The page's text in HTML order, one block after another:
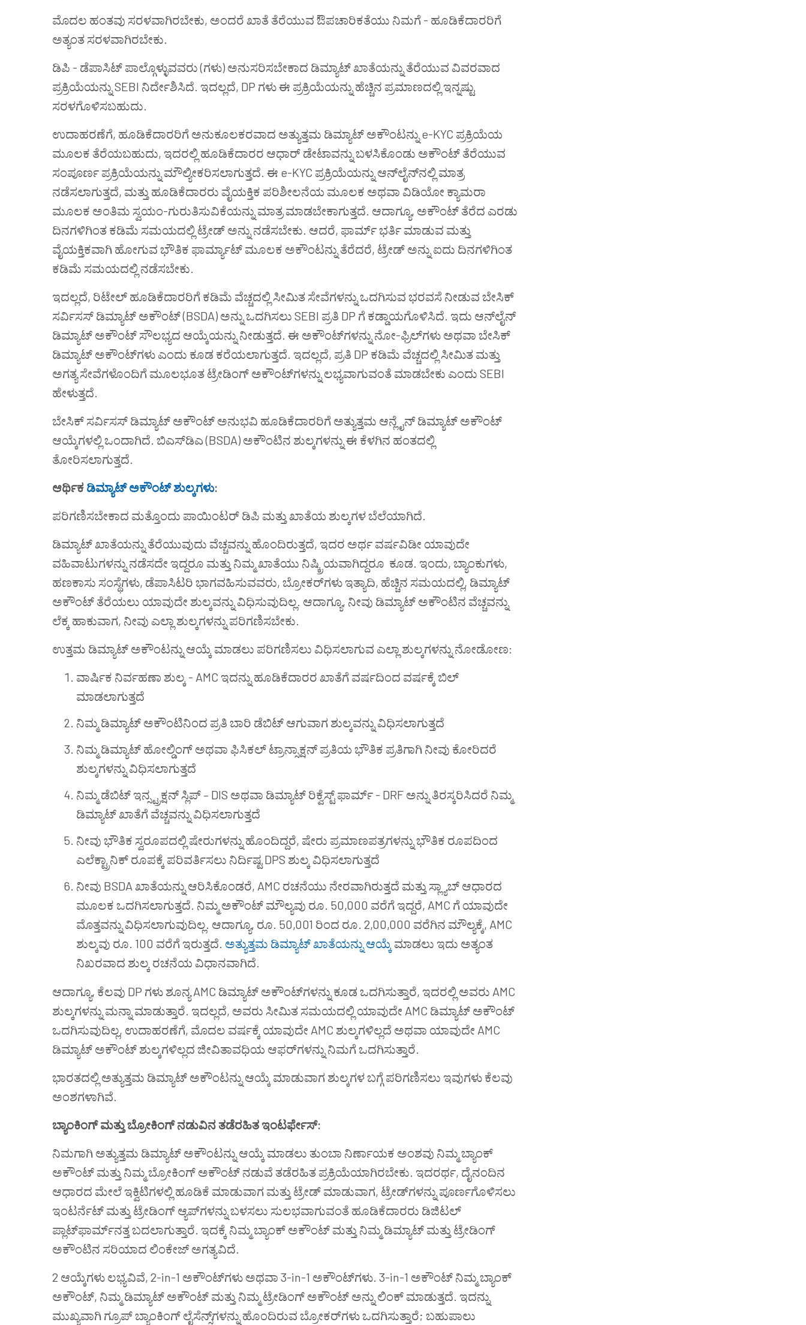
ಮೊದಲ ಹಂತವು ಸರಳವಾಗಿರಬೇಕು, ಅಂದರೆ ಖಾತೆ ತೆರೆಯುವ ಔಪಚಾರಿಕತೆಯು ನಿಮಗೆ - ಹೂಡಿಕೆದಾರರಿಗೆ
ಅತ್ಯಂತ ಸರಳವಾಗಿರಬೇಕು.
ಡಿಪಿ - ಡೆಪಾಸಿಟ್ ಪಾಲ್ಗೊಳ್ಳುವವರು (ಗಳು) ಅನುಸರಿಸಬೇಕಾದ ಡಿಮ್ಯಾಟ್ ಖಾತೆಯನ್ನು ತೆರೆಯುವ ವಿವರವಾದ
ಪ್ರಕ್ರಿಯೆಯನ್ನು SEBI ನಿರ್ದೇಶಿಸಿದೆ. ಇದಲ್ಲದೆ, DP ಗಳು ಈ ಪ್ರಕ್ರಿಯೆಯನ್ನು ಹೆಚ್ಚಿನ ಪ್ರಮಾಣದಲ್ಲಿ ಇನ್ನಷ್ಟು
ಸರಳಗೊಳಿಸಬಹುದು.
ಉದಾಹರಣೆಗೆ, ಹೂಡಿಕೆದಾರರಿಗೆ ಅನುಕೂಲಕರವಾದ ಅತ್ಯುತ್ತಮ ಡಿಮ್ಯಾಟ್ ಅಕೌಂಟನ್ನು e-KYC ಪ್ರಕ್ರಿಯೆಯ
ಮೂಲಕ ತೆರೆಯಬಹುದು, ಇದರಲ್ಲಿ ಹೂಡಿಕೆದಾರರ ಆಧಾರ್ ಡೇಟಾವನ್ನು ಬಳಸಿಕೊಂಡು ಅಕೌಂಟ್ ತೆರೆಯುವ
ಸಂಪೂರ್ಣ ಪ್ರಕ್ರಿಯೆಯನ್ನು ಮೌಲ್ಯೀಕರಿಸಲಾಗುತ್ತದೆ. ಈ e-KYC ಪ್ರಕ್ರಿಯೆಯನ್ನು ಆನ್‌ಲೈನ್‌ನಲ್ಲಿ ಮಾತ್ರ
ನಡೆಸಲಾಗುತ್ತದೆ, ಮತ್ತು ಹೂಡಿಕೆದಾರರು ವೈಯಕ್ತಿಕ ಪರಿಶೀಲನೆಯ ಮೂಲಕ ಅಥವಾ ವಿಡಿಯೋ ಕ್ಯಾಮರಾ
ಮೂಲಕ ಅಂತಿಮ ಸ್ವಯಂ-ಗುರುತಿಸುವಿಕೆಯನ್ನು ಮಾತ್ರ ಮಾಡಬೇಕಾಗುತ್ತದೆ. ಆದಾಗ್ಯೂ, ಅಕೌಂಟ್ ತೆರೆದ ಎರಡು
ದಿನಗಳಿಗಿಂತ ಕಡಿಮೆ ಸಮಯದಲ್ಲಿ ಟ್ರೇಡ್ ಅನ್ನು ನಡೆಸಬೇಕು. ಆದರೆ, ಫಾರ್ಮ್ ಭರ್ತಿ ಮಾಡುವ ಮತ್ತು
ವೈಯಕ್ತಿಕವಾಗಿ ಹೋಗುವ ಭೌತಿಕ ಫಾರ್ಮ್ಯಾಟ್ ಮೂಲಕ ಅಕೌಂಟನ್ನು ತೆರೆದರೆ, ಟ್ರೇಡ್ ಅನ್ನು ಐದು ದಿನಗಳಿಗಿಂತ
ಕಡಿಮೆ ಸಮಯದಲ್ಲಿ ನಡೆಸಬೇಕು.
ಇದಲ್ಲದೆ, ರಿಟೇಲ್ ಹೂಡಿಕೆದಾರರಿಗೆ ಕಡಿಮೆ ವೆಚ್ಚದಲ್ಲಿ ಸೀಮಿತ ಸೇವೆಗಳನ್ನು ಒದಗಿಸುವ ಭರವಸೆ ನೀಡುವ ಬೇಸಿಕ್
ಸರ್ವಿಸಸ್ ಡಿಮ್ಯಾಟ್ ಅಕೌಂಟ್ (BSDA) ಅನ್ನು ಒದಗಿಸಲು SEBI ಪ್ರತಿ DP ಗೆ ಕಡ್ಡಾಯಗೊಳಿಸಿದೆ. ಇದು ಆನ್‌ಲೈನ್‌
ಡಿಮ್ಯಾಟ್ ಅಕೌಂಟ್ ಸೌಲಭ್ಯದ ಆಯ್ಕೆಯನ್ನು ನೀಡುತ್ತದೆ. ಈ ಅಕೌಂಟ್‌ಗಳನ್ನು ನೋ-ಫ್ರಿಲ್‌ಗಳು ಅಥವಾ ಬೇಸಿಕ್
ಡಿಮ್ಯಾಟ್ ಅಕೌಂಟ್‌ಗಳು ಎಂದು ಕೂಡ ಕರೆಯಲಾಗುತ್ತದೆ. ಇದಲ್ಲದೆ, ಪ್ರತಿ DP ಕಡಿಮೆ ವೆಚ್ಚದಲ್ಲಿ ಸೀಮಿತ ಮತ್ತು
ಅಗತ್ಯ ಸೇವೆಗಳೊಂದಿಗೆ ಮೂಲಭೂತ ಟ್ರೇಡಿಂಗ್ ಅಕೌಂಟ್‌ಗಳನ್ನು ಲಭ್ಯವಾಗುವಂತೆ ಮಾಡಬೇಕು ಎಂದು SEBI
ಹೇಳುತ್ತದೆ.
ಬೇಸಿಕ್ ಸರ್ವಿಸಸ್ ಡಿಮ್ಯಾಟ್ ಅಕೌಂಟ್ ಅನುಭವಿ ಹೂಡಿಕೆದಾರರಿಗೆ ಅತ್ಯುತ್ತಮ ಆನ್ಲೈನ್ ಡಿಮ್ಯಾಟ್ ಅಕೌಂಟ್
ಆಯ್ಕೆಗಳಲ್ಲಿ ಒಂದಾಗಿದೆ. ಬಿಎಸ್‌ಡಿಎ (BSDA) ಅಕೌಂಟಿನ ಶುಲ್ಕಗಳನ್ನು ಈ ಕೆಳಗಿನ ಹಂತದಲ್ಲಿ
ತೋರಿಸಲಾಗುತ್ತದೆ.
ಆರ್ಥಿಕ ಡಿಮ್ಯಾಟ್ ಅಕೌಂಟ್ ಶುಲ್ಕಗಳು:
ಪರಿಗಣಿಸಬೇಕಾದ ಮತ್ತೊಂದು ಪಾಯಿಂಟರ್ ಡಿಪಿ ಮತ್ತು ಖಾತೆಯ ಶುಲ್ಕಗಳ ಬೆಲೆಯಾಗಿದೆ.
ಡಿಮ್ಯಾಟ್ ಖಾತೆಯನ್ನು ತೆರೆಯುವುದು ವೆಚ್ಚವನ್ನು ಹೊಂದಿರುತ್ತದೆ, ಇದರ ಅರ್ಥ ವರ್ಷವಿಡೀ ಯಾವುದೇ
ವಹಿವಾಟುಗಳನ್ನು ನಡೆಸದೇ ಇದ್ದರೂ ಮತ್ತು ನಿಮ್ಮ ಖಾತೆಯು ನಿಷ್ಕ್ರಿಯವಾಗಿದ್ದರೂ ಕೂಡ. ಇಂದು, ಬ್ಯಾಂಕುಗಳು,
ಹಣಕಾಸು ಸಂಸ್ಥೆಗಳು, ಡೆಪಾಸಿಟರಿ ಭಾಗವಹಿಸುವವರು, ಬ್ರೋಕರ್‌ಗಳು ಇತ್ಯಾದಿ, ಹೆಚ್ಚಿನ ಸಮಯದಲ್ಲಿ, ಡಿಮ್ಯಾಟ್
ಅಕೌಂಟ್ ತೆರೆಯಲು ಯಾವುದೇ ಶುಲ್ಕವನ್ನು ವಿಧಿಸುವುದಿಲ್ಲ. ಆದಾಗ್ಯೂ, ನೀವು ಡಿಮ್ಯಾಟ್ ಅಕೌಂಟಿನ ವೆಚ್ಚವನ್ನು
ಲೆಕ್ಕ ಹಾಕುವಾಗ, ನೀವು ಎಲ್ಲಾ ಶುಲ್ಕಗಳನ್ನು ಪರಿಗಣಿಸಬೇಕು.
ಉತ್ತಮ ಡಿಮ್ಯಾಟ್ ಅಕೌಂಟನ್ನು ಆಯ್ಕೆ ಮಾಡಲು ಪರಿಗಣಿಸಲು ವಿಧಿಸಲಾಗುವ ಎಲ್ಲಾ ಶುಲ್ಕಗಳನ್ನು ನೋಡೋಣ:
ವಾರ್ಷಿಕ ನಿರ್ವಹಣಾ ಶುಲ್ಕ - AMC ಇದನ್ನು ಹೂಡಿಕೆದಾರರ ಖಾತೆಗೆ ವರ್ಷದಿಂದ ವರ್ಷಕ್ಕೆ ಬಿಲ್
ಮಾಡಲಾಗುತ್ತದೆ
ನಿಮ್ಮ ಡಿಮ್ಯಾಟ್ ಅಕೌಂಟಿನಿಂದ ಪ್ರತಿ ಬಾರಿ ಡೆಬಿಟ್ ಆಗುವಾಗ ಶುಲ್ಕವನ್ನು ವಿಧಿಸಲಾಗುತ್ತದೆ
ನಿಮ್ಮ ಡಿಮ್ಯಾಟ್ ಹೋಲ್ಡಿಂಗ್ ಅಥವಾ ಫಿಸಿಕಲ್ ಟ್ರಾನ್ಸಾಕ್ಷನ್ ಪ್ರತಿಯ ಭೌತಿಕ ಪ್ರತಿಗಾಗಿ ನೀವು ಕೋರಿದರೆ
ಶುಲ್ಕಗಳನ್ನು ವಿಧಿಸಲಾಗುತ್ತದೆ
ನಿಮ್ಮ ಡೆಬಿಟ್ ಇನ್ಸ್ಟ್ರಕ್ಷನ್ ಸ್ಲಿಪ್ – DIS ಅಥವಾ ಡಿಮ್ಯಾಟ್ ರಿಕ್ವೆಸ್ಟ್ ಫಾರ್ಮ್ - DRF ಅನ್ನು ತಿರಸ್ಕರಿಸಿದರೆ ನಿಮ್ಮ
ಡಿಮ್ಯಾಟ್ ಖಾತೆಗೆ ವೆಚ್ಚವನ್ನು ವಿಧಿಸಲಾಗುತ್ತದೆ
ನೀವು ಭೌತಿಕ ಸ್ವರೂಪದಲ್ಲಿ ಷೇರುಗಳನ್ನು ಹೊಂದಿದ್ದರೆ, ಷೇರು ಪ್ರಮಾಣಪತ್ರಗಳನ್ನು ಭೌತಿಕ ರೂಪದಿಂದ
ಎಲೆಕ್ಟ್ರಾನಿಕ್ ರೂಪಕ್ಕೆ ಪರಿವರ್ತಿಸಲು ನಿರ್ದಿಷ್ಟ DPS ಶುಲ್ಕ ವಿಧಿಸಲಾಗುತ್ತದೆ
ನೀವು BSDA ಖಾತೆಯನ್ನು ಆರಿಸಿಕೊಂಡರೆ, AMC ರಚನೆಯು ನೇರವಾಗಿರುತ್ತದೆ ಮತ್ತು ಸ್ಲ್ಯಾಬ್ ಆಧಾರದ
ಮೂಲಕ ಒದಗಿಸಲಾಗುತ್ತದೆ. ನಿಮ್ಮ ಅಕೌಂಟ್ ಮೌಲ್ಯವು ರೂ. 50,000 ವರೆಗೆ ಇದ್ದರೆ, AMC ಗೆ ಯಾವುದೇ
ಮೊತ್ತವನ್ನು ವಿಧಿಸಲಾಗುವುದಿಲ್ಲ. ಆದಾಗ್ಯೂ, ರೂ. 50,001 ರಿಂದ ರೂ. 2,00,000 ವರೆಗಿನ ಮೌಲ್ಯಕ್ಕೆ, AMC
ಶುಲ್ಕವು ರೂ. 100 ವರೆಗೆ ಇರುತ್ತದೆ. ಅತ್ಯುತ್ತಮ ಡಿಮ್ಯಾಟ್ ಖಾತೆಯನ್ನು ಆಯ್ಕೆ ಮಾಡಲು ಇದು ಅತ್ಯಂತ
ನಿಖರವಾದ ಶುಲ್ಕ ರಚನೆಯ ವಿಧಾನವಾಗಿದೆ.
ಆದಾಗ್ಯೂ, ಕೆಲವು DP ಗಳು ಶೂನ್ಯ AMC ಡಿಮ್ಯಾಟ್ ಅಕೌಂಟ್‌ಗಳನ್ನು ಕೂಡ ಒದಗಿಸುತ್ತಾರೆ, ಇದರಲ್ಲಿ ಅವರು AMC
ಶುಲ್ಕಗಳನ್ನು ಮನ್ನಾ ಮಾಡುತ್ತಾರೆ. ಇದಲ್ಲದೆ, ಅವರು ಸೀಮಿತ ಸಮಯದಲ್ಲಿ ಯಾವುದೇ AMC ಡಿಮ್ಯಾಟ್ ಅಕೌಂಟ್
ಒದಗಿಸುವುದಿಲ್ಲ, ಉದಾಹರಣೆಗೆ, ಮೊದಲ ವರ್ಷಕ್ಕೆ ಯಾವುದೇ AMC ಶುಲ್ಕಗಳಿಲ್ಲದೆ ಅಥವಾ ಯಾವುದೇ AMC
ಡಿಮ್ಯಾಟ್ ಅಕೌಂಟ್ ಶುಲ್ಕಗಳಿಲ್ಲದ ಜೀವಿತಾವಧಿಯ ಆಫರ್‌ಗಳನ್ನು ನಿಮಗೆ ಒದಗಿಸುತ್ತಾರೆ.
ಭಾರತದಲ್ಲಿ ಅತ್ಯುತ್ತಮ ಡಿಮ್ಯಾಟ್ ಅಕೌಂಟನ್ನು ಆಯ್ಕೆ ಮಾಡುವಾಗ ಶುಲ್ಕಗಳ ಬಗ್ಗೆ ಪರಿಗಣಿಸಲು ಇವುಗಳು ಕೆಲವು
ಅಂಶಗಳಾಗಿವೆ.
ಬ್ಯಾಂಕಿಂಗ್ ಮತ್ತು ಬ್ರೋಕಿಂಗ್ ನಡುವಿನ ತಡೆರಹಿತ ಇಂಟರ್ಫೇಸ್:
ನಿಮಗಾಗಿ ಅತ್ಯುತ್ತಮ ಡಿಮ್ಯಾಟ್ ಅಕೌಂಟನ್ನು ಆಯ್ಕೆ ಮಾಡಲು ತುಂಬಾ ನಿರ್ಣಾಯಕ ಅಂಶವು ನಿಮ್ಮ ಬ್ಯಾಂಕ್
ಅಕೌಂಟ್ ಮತ್ತು ನಿಮ್ಮ ಬ್ರೋಕಿಂಗ್ ಅಕೌಂಟ್ ನಡುವೆ ತಡೆರಹಿತ ಪ್ರಕ್ರಿಯೆಯಾಗಿರಬೇಕು. ಇದರರ್ಥ, ದೈನಂದಿನ
ಆಧಾರದ ಮೇಲೆ ಇಕ್ವಿಟಿಗಳಲ್ಲಿ ಹೂಡಿಕೆ ಮಾಡುವಾಗ ಮತ್ತು ಟ್ರೇಡ್ ಮಾಡುವಾಗ, ಟ್ರೇಡ್‌ಗಳನ್ನು ಪೂರ್ಣಗೊಳಿಸಲು
ಇಂಟರ್ನೆಟ್ ಮತ್ತು ಟ್ರೇಡಿಂಗ್ ಆ್ಯಪ್‌ಗಳನ್ನು ಬಳಸಲು ಸುಲಭವಾಗುವಂತೆ ಹೂಡಿಕೆದಾರರು ಡಿಜಿಟಲ್
ಪ್ಲಾಟ್‌ಫಾರ್ಮ್‌ನತ್ತ ಬದಲಾಗುತ್ತಾರೆ. ಇದಕ್ಕೆ ನಿಮ್ಮ ಬ್ಯಾಂಕ್ ಅಕೌಂಟ್ ಮತ್ತು ನಿಮ್ಮ ಡಿಮ್ಯಾಟ್ ಮತ್ತು ಟ್ರೇಡಿಂಗ್
ಅಕೌಂಟಿನ ಸರಿಯಾದ ಲಿಂಕೇಜ್ ಅಗತ್ಯವಿದೆ.
2 ಆಯ್ಕೆಗಳು ಲಭ್ಯವಿವೆ, 2-in-1 ಅಕೌಂಟ್‌ಗಳು ಅಥವಾ 3-in-1 ಅಕೌಂಟ್‌ಗಳು. 3-in-1 ಅಕೌಂಟ್ ನಿಮ್ಮ ಬ್ಯಾಂಕ್
ಅಕೌಂಟ್, ನಿಮ್ಮ ಡಿಮ್ಯಾಟ್ ಅಕೌಂಟ್ ಮತ್ತು ನಿಮ್ಮ ಟ್ರೇಡಿಂಗ್ ಅಕೌಂಟ್ ಅನ್ನು ಲಿಂಕ್ ಮಾಡುತ್ತದೆ. ಇದನ್ನು
ಮುಖ್ಯವಾಗಿ ಗ್ರೂಪ್ ಬ್ಯಾಂಕಿಂಗ್ ಲೈಸೆನ್ಸ್‌ಗಳನ್ನು ಹೊಂದಿರುವ ಬ್ರೋಕರ್‌ಗಳು ಒದಗಿಸುತ್ತಾರೆ; ಬಹುಪಾಲು